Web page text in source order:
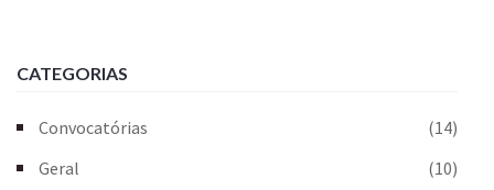
CATEGORIAS
Convocatórias
(14)
Geral
(10)